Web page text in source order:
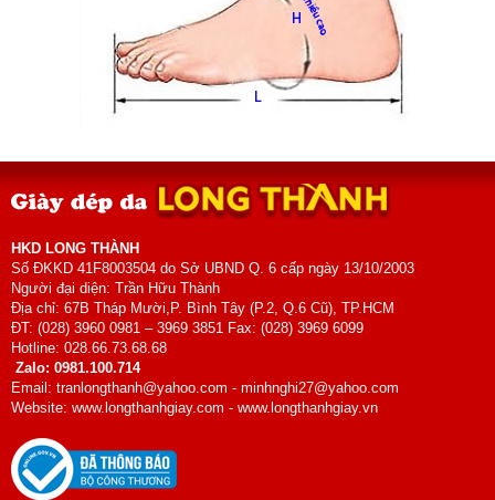
HKD LONG THÀNH
Số ĐKKD 41F8003504 do Sở UBND Q. 6 cấp ngày 13/10/2003
Người đại diện: Trần Hữu Thành
Địa chỉ: 67B Tháp Mười,P. Bình Tây (P.2, Q.6 Cũ), TP.HCM
ĐT: (028) 3960 0981 – 3969 3851 Fax: (028) 3969 6099
Hotline: 028.66.73.68.68
Zalo: 0981.100.714
Email: tranlongthanh@yahoo.com - minhnghi27@yahoo.com
Website: www.longthanhgiay.com - www.longthanhgiay.vn